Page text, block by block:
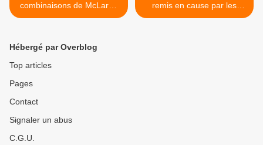
combinaisons de McLaren
grâce à Hugo Boss
remis en cause par les
Verts >
Hébergé par Overblog
Top articles
Pages
Contact
Signaler un abus
C.G.U.